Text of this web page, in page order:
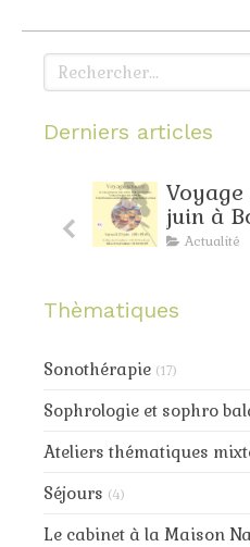
Rechercher
Derniers articles
juin à
Actualité
Thèmatiques
Sonothérapie (17)
Sophrologie et sophro
Ateliers thématiques
Séjours (4)
Le cabinet à la Maison